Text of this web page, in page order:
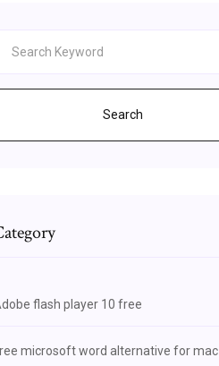
Search
flash player 10 free
microsoft word alternative for mac